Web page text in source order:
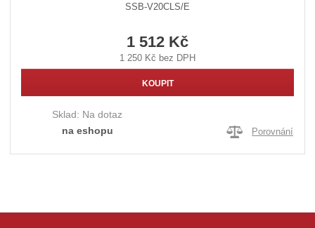
SSB-V20CLS/E
1 512 Kč
1 250 Kč bez DPH
KOUPIT
Sklad: Na dotaz
na eshopu
Porovnání